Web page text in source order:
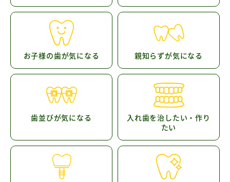
お子様の歯が気になる 親知らずが気になる
歯並びが気になる
入れ歯を治したい・作り
たい